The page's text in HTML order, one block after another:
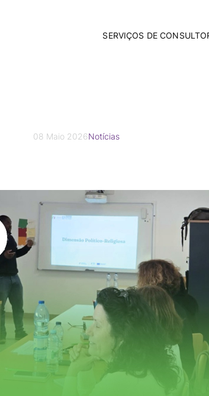
SERVIÇOS DE
Apoio Jurídico
08 Maio 2026Notícias